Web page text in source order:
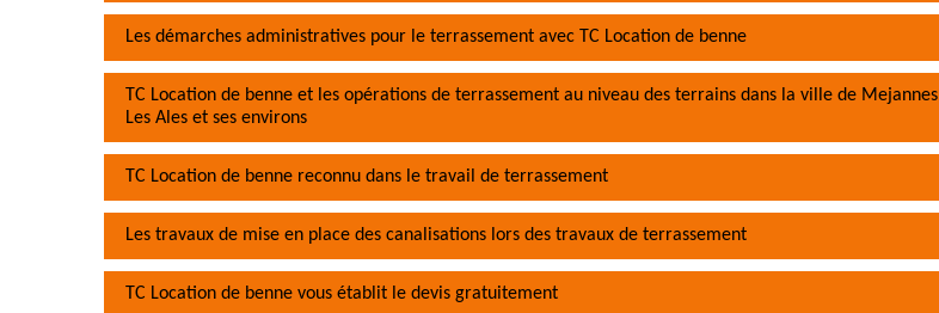
Les démarches administratives pour le terrassement avec TC Location de benne
TC Location de benne et les opérations de terrassement au niveau des terrains dans la ville de Mejannes
Les Ales et ses environs
TC Location de benne reconnu dans le travail de terrassement
Les travaux de mise en place des canalisations lors des travaux de terrassement
TC Location de benne vous établit le devis gratuitement